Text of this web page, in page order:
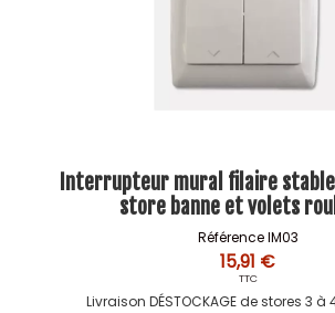
Interrupteur mural filaire
store banne et volets
Référence IM03
15,91 €
TTC
Livraison DÉSTOCKAGE de stores 3